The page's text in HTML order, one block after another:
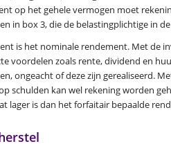
op het gehele vermogen moet
in box 3, die de belastingplichtige in
is het nominale rendement. Met de
voordelen zoals rente, dividend en
ongeacht of deze zijn gerealiseerd.
schulden kan wel rekening worden
lager is dan het forfaitair bepaalde